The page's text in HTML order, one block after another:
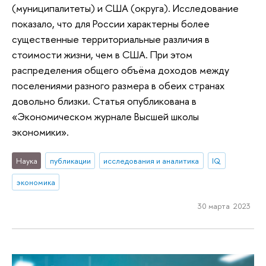
(муниципалитеты) и США (округа). Исследование
показало, что для России характерны более
существенные территориальные различия в
стоимости жизни, чем в США. При этом
распределения общего объёма доходов между
поселениями разного размера в обеих странах
довольно близки. Статья опубликована в
«Экономическом журнале Высшей школы
экономики».
Наука публикации исследования и аналитика
IQ
экономика
30 марта 2023